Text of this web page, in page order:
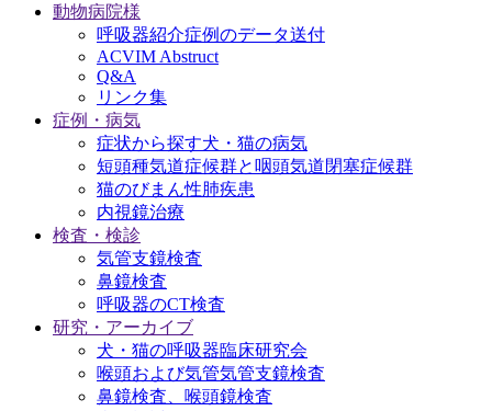
動物病院様
呼吸器紹介症例のデータ送付
ACVIM Abstruct
Q&A
リンク集
症例・病気
症状から探す犬・猫の病気
短頭種気道症候群と咽頭気道閉塞症候群
猫のびまん性肺疾患
内視鏡治療
検査・検診
気管支鏡検査
鼻鏡検査
呼吸器のCT検査
研究・アーカイブ
犬・猫の呼吸器臨床研究会
喉頭および気管気管支鏡検査
鼻鏡検査、喉頭鏡検査